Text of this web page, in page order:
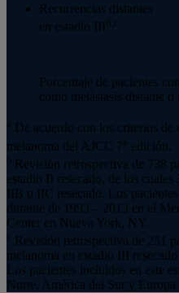
Recurrencias distantes
en estadio III6,c
Porcentaje de pacientes
como metástasis distante o
a
De acuerdo con los criterios de
melanoma del AJCC 7 a edición.
b Revisión retrospectiva de 738
estadio II resecado, de los
IIB o IIC resecado. Los
durante de 1993 – 2013 en el
Center en Nueva York, NY.
c
Revisión retrospectiva de 251
melanoma en estadio III
Los pacientes incluidos en este
Norte, América del Sur y Europa.